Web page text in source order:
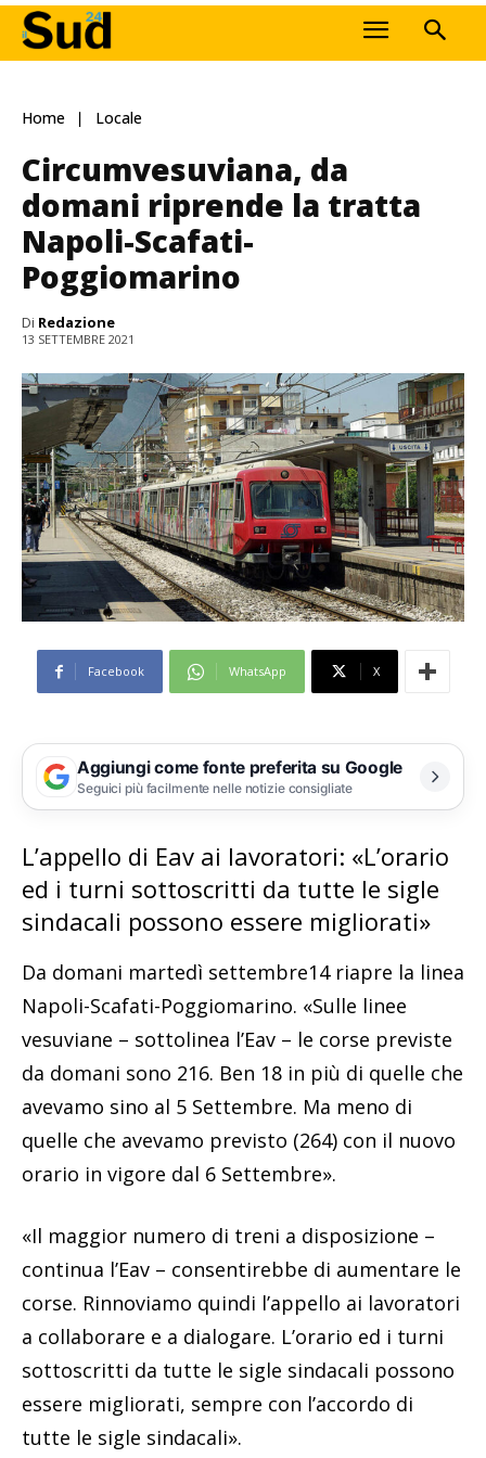
Home Locale
Circumvesuviana, da
domani riprende la tratta
Napoli-Scafati-
Poggiomarino
Di Redazione
13 SETTEMBRE 2021
Facebook WhatsApp X
Aggiungi come fonte preferita su Google
Seguici più facilmente nelle notizie consigliate
L’appello di Eav ai lavoratori: «L’orario
ed i turni sottoscritti da tutte le sigle
sindacali possono essere migliorati»
Da domani martedì settembre14 riapre la linea
Napoli-Scafati-Poggiomarino. «Sulle linee
vesuviane – sottolinea l’Eav – le corse previste
da domani sono 216. Ben 18 in più di quelle che
avevamo sino al 5 Settembre. Ma meno di
quelle che avevamo previsto (264) con il nuovo
orario in vigore dal 6 Settembre».
«Il maggior numero di treni a disposizione –
continua l’Eav – consentirebbe di aumentare le
corse. Rinnoviamo quindi l’appello ai lavoratori
a collaborare e a dialogare. L’orario ed i turni
sottoscritti da tutte le sigle sindacali possono
essere migliorati, sempre con l’accordo di
tutte le sigle sindacali».